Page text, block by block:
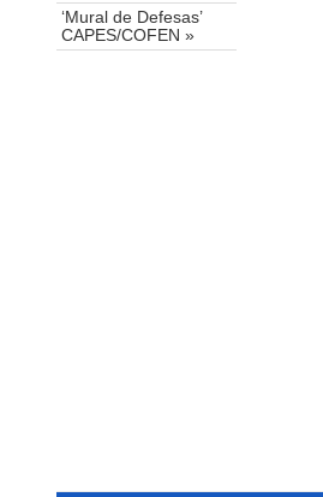
‘Mural de Defesas’
CAPES/COFEN »